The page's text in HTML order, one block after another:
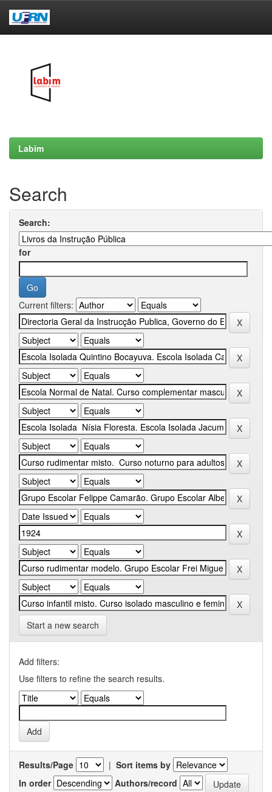
Labim
Search
Search:
for
Current filters:
Start a new search
Add filters:
Use filters to refine the search results.
Results/Page | Sort items by
In order
Authors/record